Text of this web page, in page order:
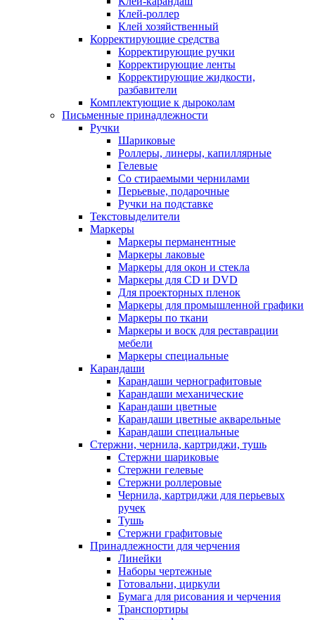
Клей-роллер
Клей хозяйственный
Корректирующие средства
Корректирующие ручки
Корректирующие ленты
Корректирующие жидкости,
разбавители
Комплектующие к дыроколам
Письменные принадлежности
Ручки
Шариковые
Роллеры, линеры, капиллярные
Гелевые
Со стираемыми чернилами
Перьевые, подарочные
Ручки на подставке
Текстовыделители
Маркеры
Маркеры перманентные
Маркеры лаковые
Маркеры для окон и стекла
Маркеры для CD и DVD
Для проекторных пленок
Маркеры для промышленной графики
Маркеры по ткани
Маркеры и воск для реставрации
мебели
Маркеры специальные
Карандаши
Карандаши чернографитовые
Карандаши механические
Карандаши цветные
Карандаши цветные акварельные
Карандаши специальные
Стержни, чернила, картриджи, тушь
Стержни шариковые
Стержни гелевые
Стержни роллеровые
Чернила, картриджи для перьевых
ручек
Тушь
Стержни графитовые
Принадлежности для черчения
Линейки
Наборы чертежные
Готовальни, циркули
Бумага для рисования и черчения
Транспортиры